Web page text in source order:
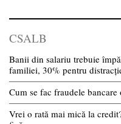
CSALB
Banii din salariu trebuie
familiei, 30% pentru
Cum se fac fraudele
Vrei o rată mai mică la